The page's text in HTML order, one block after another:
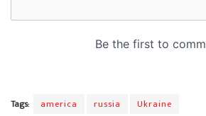
Tags: america russia Ukraine